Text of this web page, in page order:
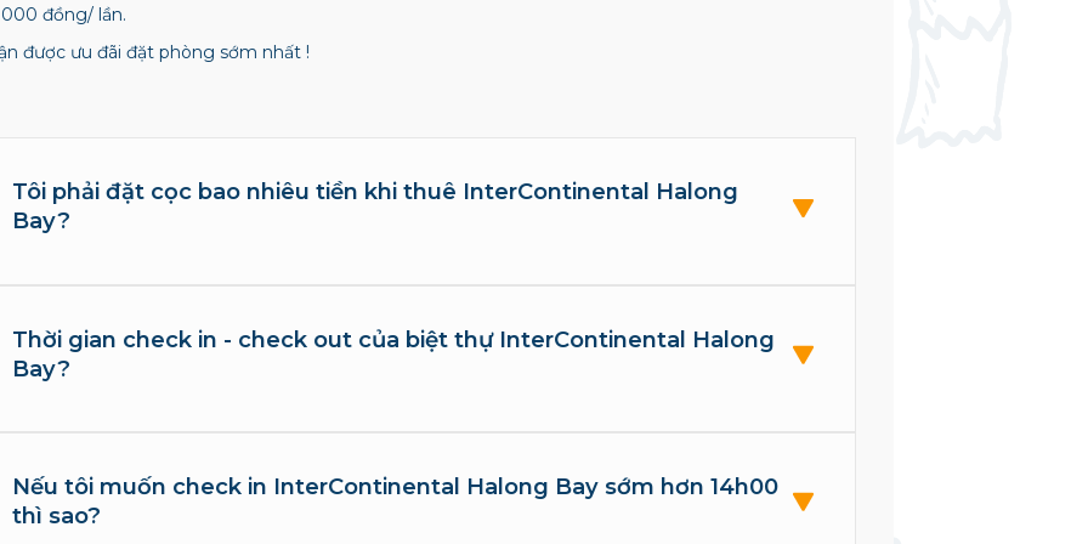
đồng/ lần.
được ưu đãi đặt phòng sớm nhất !
Tôi phải đặt cọc bao nhiêu tiền khi thuê InterContinental Halong
Bay?
Thời gian check in - check out của biệt thự InterContinental Halong
Bay?
Nếu tôi muốn check in InterContinental Halong Bay sớm hơn 14h00
thì sao?